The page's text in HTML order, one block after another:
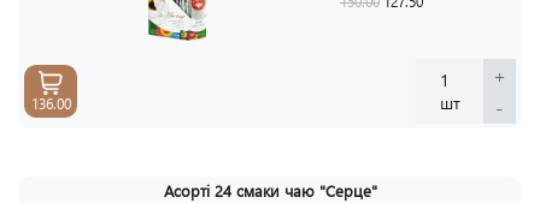
1
шт
+
-
136.00
Асорті 24 смаки чаю "Серце"